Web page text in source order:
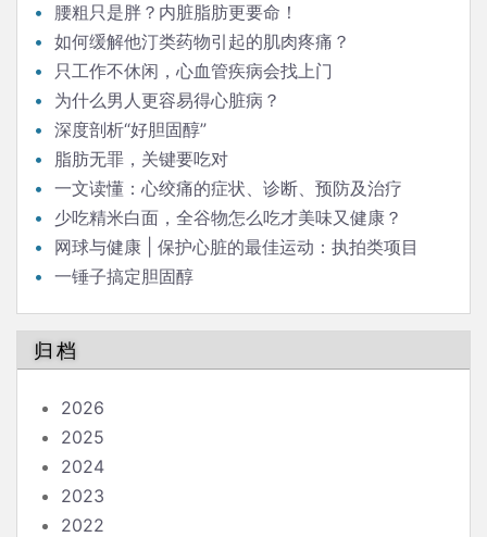
腰粗只是胖？内脏脂肪更要命！
如何缓解他汀类药物引起的肌肉疼痛？
只工作不休闲，心血管疾病会找上门
为什么男人更容易得心脏病？
深度剖析“好胆固醇”
脂肪无罪，关键要吃对
一文读懂：心绞痛的症状、诊断、预防及治疗
少吃精米白面，全谷物怎么吃才美味又健康？
网球与健康 | 保护心脏的最佳运动：执拍类项目
一锤子搞定胆固醇
归档
2026
2025
2024
2023
2022